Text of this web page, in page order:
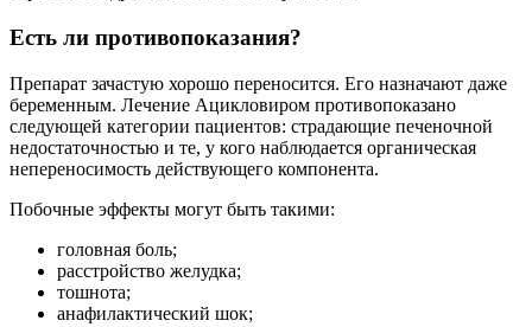
Есть ли противопоказания?
Препарат зачастую хорошо переносится. Его назначают даже
беременным. Лечение Ацикловиром противопоказано
следующей категории пациентов: страдающие печеночной
недостаточностью и те, у кого наблюдается органическая
непереносимость действующего компонента.
Побочные эффекты могут быть такими:
головная боль;
расстройство желудка;
тошнота;
анафилактический шок;